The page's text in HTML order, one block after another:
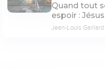
Quand tout
espoir : Jésus
Jean-Louis Gaillard